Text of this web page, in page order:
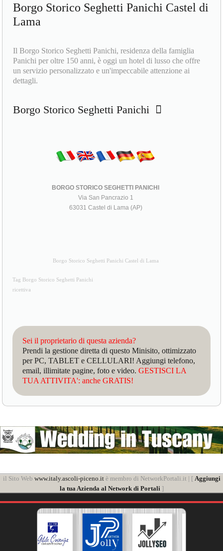
Borgo Storico Seghetti Panichi Castel di
Lama
Il Borgo Storico Seghetti Panichi, residenza della famiglia
Panichi per oltre 150 anni, è oggi un hotel di lusso che offre
un servizio personalizzato e un'impeccabile attenzione ai
dettagli.
Borgo Storico Seghetti Panichi
BORGO STORICO SEGHETTI PANICHI
Via San Pancrazio 1
63031 Castel di Lama (AP)
Borgo Storico Seghetti Panichi Castel di Lama
Tag Borgo Storico Seghetti Panichi
ricettiva
Sei il proprietario di questa azienda?
Prendi la gestione diretta di questo Minisito, ottimizzato
per PC, TABLET e CELLULARI! Aggiungi telefono,
email, illimitate pagine, foto e video.GESTISCI LA
TUA ATTIVITA': anche GRATIS!
il Sito Web www.italy.ascoli-piceno.itè membro di NetworkPortali.it | [ Aggiungi
la tua Azienda al Network di Portali]